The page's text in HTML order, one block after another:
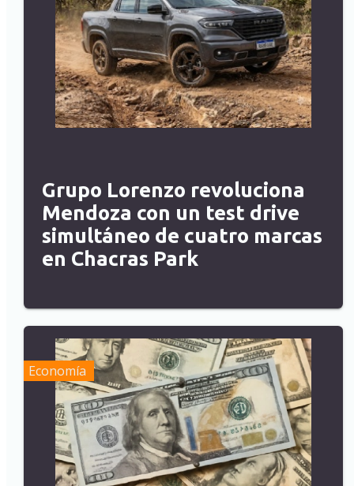
Grupo Lorenzo revoluciona
Mendoza con un test drive
simultáneo de cuatro marcas
en Chacras Park
Economía